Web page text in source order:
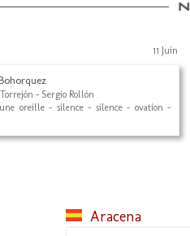
11 Juin
- Sergio Rollón
oreille - silence - silence - ovation -
Aracena